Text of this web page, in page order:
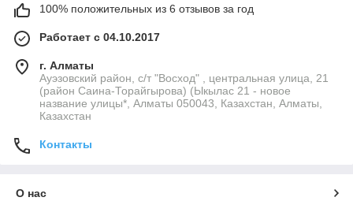
100% положительных из 6 отзывов за год
Работает с 04.10.2017
г. Алматы
Ауэзовский район, с/т "Восход" , центральная улица, 21
(район Саина-Торайгырова) (Ыкылас 21 - новое
название улицы*, Алматы 050043, Казахстан, Алматы,
Казахстан
Контакты
О нас